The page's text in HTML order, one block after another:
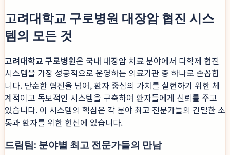
고려대학교 구로병원 대장암 협진 시스
템의 모든 것
고려대학교 구로병원은 국내 대장암 치료 분야에서 다학제 협진
시스템을 가장 성공적으로 운영하는 의료기관 중 하나로 손꼽힙
니다. 단순한 협진을 넘어, 환자 중심의 가치를 실현하기 위한 체
계적이고 독보적인 시스템을 구축하여 환자들에게 신뢰를 주고
있습니다. 이 시스템의 핵심은 각 분야 최고 전문가들의 긴밀한 소
통과 환자를 위한 헌신에 있습니다.
드림팀: 분야별 최고 전문가들의 만남